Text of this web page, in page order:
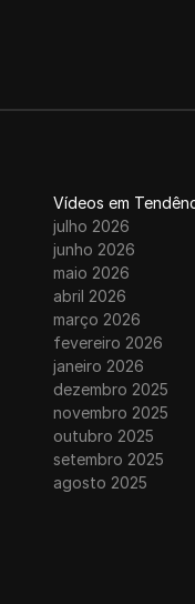
Vídeos em
julho 2026
junho 2026
maio 2026
abril 2026
março 2026
fevereiro 2026
janeiro 2026
dezembro 2025
novembro 2025
outubro 2025
setembro 2025
agosto 2025